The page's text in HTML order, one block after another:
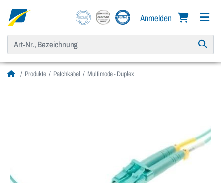
Anmelden
Produkte Patchkabel Multimode - Duplex